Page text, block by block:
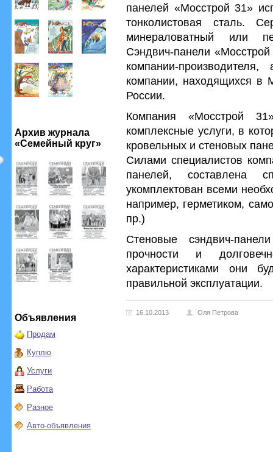
Архив журнала
«Семейный круг»
Объявления
Продам
Куплю
Услуги
Работа
Разное
Авто-объявления
панелей «Мосстрой 31»
тонколистовая сталь.
минераловатный или
Сэндвич-панели
компании-
компании, находящихся в
России.
Компания «Мосстрой
комплексные услуги, в
кровельных и стеновых
Силами специалистов
панелей, составлена
укомплектован всеми
например, герметиком,
пр.)
Стеновые сэндвич-
прочности и
характеристиками они
правильной эксплуатации.
16.10.2013 Оля Петрова